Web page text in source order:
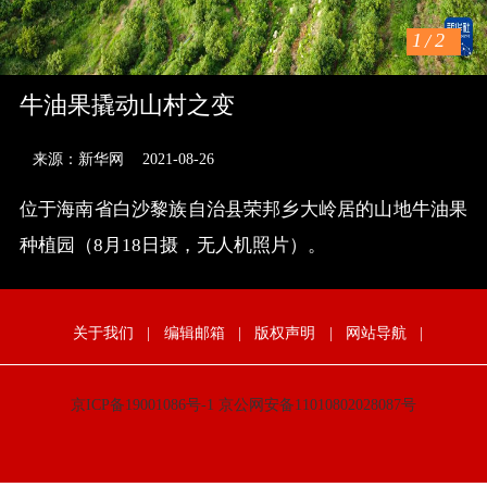
1 /2
牛油果撬动山村之变
来源：新华网 2021-08-26
位于海南省白沙黎族自治县荣邦乡大岭居的山地牛油果
种植园（8月18日摄，无人机照片）。
关于我们 | 编辑邮箱 | 版权声明 | 网站导航 |
京ICP备19001086号-1 京公网安备11010802028087号